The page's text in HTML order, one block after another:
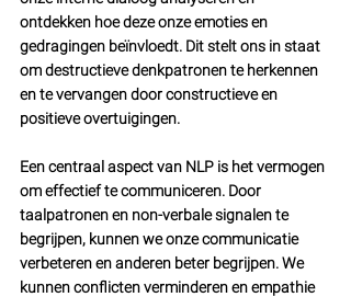
ontdekken hoe deze onze emoties en
gedragingen beïnvloedt. Dit stelt ons in staat
om destructieve denkpatronen te herkennen
en te vervangen door constructieve en
positieve overtuigingen.
Een centraal aspect van NLP is het vermogen
om effectief te communiceren. Door
taalpatronen en non-verbale signalen te
begrijpen, kunnen we onze communicatie
verbeteren en anderen beter begrijpen. We
kunnen conflicten verminderen en empathie